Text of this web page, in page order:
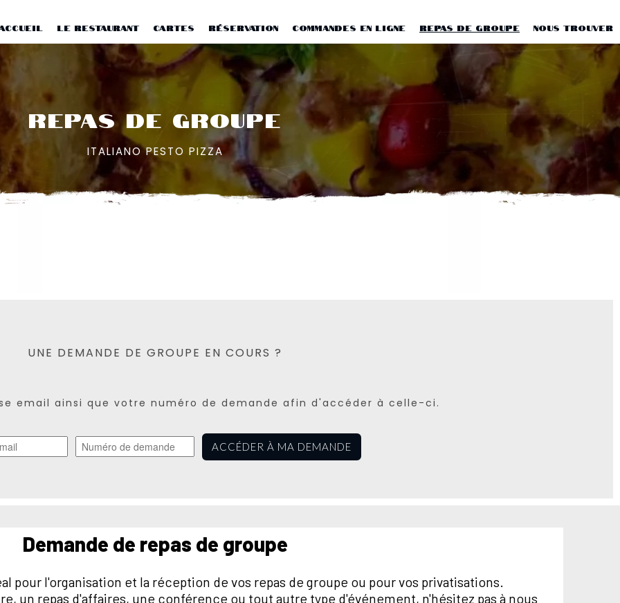
LE RESTAURANT CARTES RÉSERVATION COMMANDES EN LIGNE REPAS DE GROUPE NOUS TROUVER
REPAS DE GROUPE
ITALIANO PESTO PIZZA
UNE DEMANDE DE GROUPE EN COURS ?
email ainsi que votre numéro de demande afin d'accéder à celle-ci.
ACCÉDER À MA DEMANDE